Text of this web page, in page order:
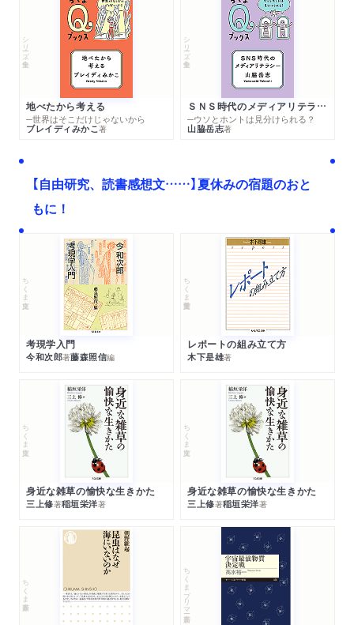
シリーズ・全集
地べたから考える
─世界はそこだけじゃないから
ブレイディみかこ著
シリーズ・全集
ＳＮＳ時代のメディアリテラシー
─ウソとホントは見分けられる？
山脇岳志著
【自由研究、読書感想文……】夏休みの宿題のおと
もに！
ちくま文庫
考現学入門
今和次郎著藤森照信編
ちくま学芸文庫
レポートの組み立て方
木下是雄著
ちくま文庫
身近な雑草の愉快な生きかた
三上修著稲垣栄洋著
ちくま文庫
身近な雑草の愉快な生きかた
三上修著稲垣栄洋著
ちくま新書 ちくまプリマー新書